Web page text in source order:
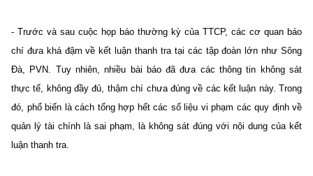
- Trước và sau cuộc họp báo thường kỳ của TTCP, các cơ quan báo
chí đưa khá đậm về kết luận thanh tra tại các tập đoàn lớn như Sông
Đà, PVN. Tuy nhiên, nhiều bài báo đã đưa các thông tin không sát
thực tế, không đầy đủ, thậm chí chưa đúng về các kết luận này. Trong
đó, phổ biến là cách tổng hợp hết các số liệu vi phạm các quy định về
quản lý tài chính là sai phạm, là không sát đúng với nội dung của kết
luận thanh tra.